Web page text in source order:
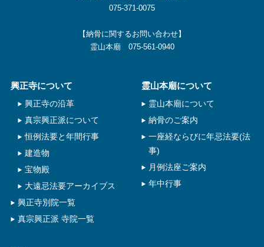
075-371-0075
【納骨に関するお問い合わせ】
霊山本廟 075-561-0940
興正寺について
興正寺の沿革
真宗興正派について
恒例法要と年間行事
建造物
宝物殿
大遠忌法要アーカイブス
興正寺別院一覧
真宗興正派 寺院一覧
霊山本廟について
霊山本廟について
納骨のご案内
一座経ならびに年忌法要(法
事)
月例法座ご案内
年中行事